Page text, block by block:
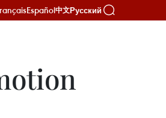
Español中文Русский